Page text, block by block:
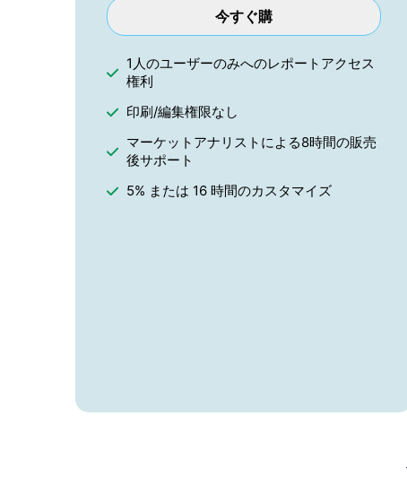
今すぐ購
1人のユーザーのみへのレポートアクセス
権利
印刷/編集権限なし
マーケットアナリストによる8時間の販売
後サポート
5% または 16 時間のカスタマイズ